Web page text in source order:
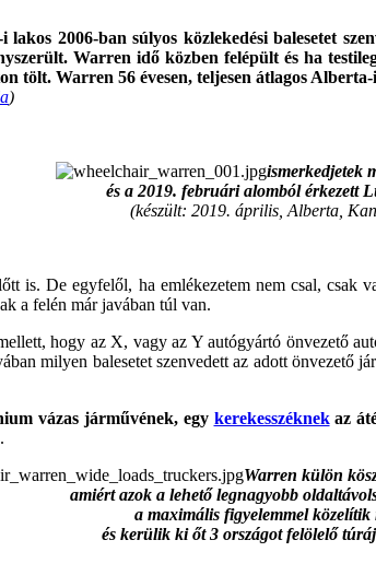
lakos 2006-ban súlyos közlekedési balesetet
Warren idő közben felépült és ha
tölt. Warren 56 évesen, teljesen átlagos
)
ismerkedjetek
és a 2019. februári alomból érkezett
(készült: 2019. április, Alberta,
is. De egyfelől, ha emlékezetem nem csal, csak
a felén már javában túl van.
hogy az X, vagy az Y autógyártó önvezető
milyen balesetet szenvedett az adott
vázas járművének, egy kerekesszéknekaz
Warren külön
amiért azok a lehető legnagyobb
a maximális figyelemmel közelítik
és kerülik ki őt 3 országot felölelő